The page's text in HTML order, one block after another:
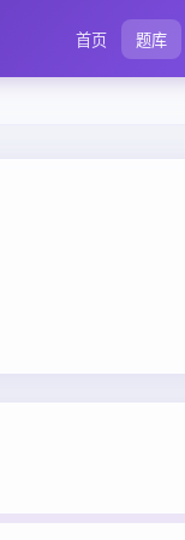
首页 题库